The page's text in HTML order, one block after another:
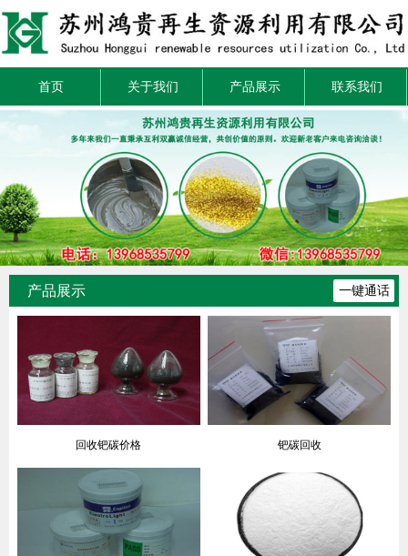
首页 关于我们 产品展示 联系我们
产品展示 一键通话
回收钯碳价格 钯碳回收